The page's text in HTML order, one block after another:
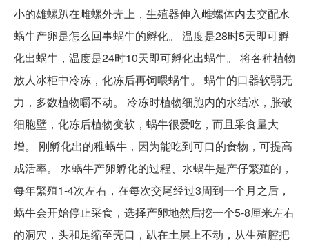
小的雄螺趴在雌螺外壳上，生殖器伸入雌螺体内去交配水
蜗牛产卵是怎么回事蜗牛的孵化。 温度是28时5天即可孵
化出蜗牛，温度是24时10天即可孵化出蜗牛。 将各种植物
放人冰柜中冷冻，化冻后再饲喂蜗牛。 蜗牛的口器软弱无
力，多数植物嚼不动。 冷冻时植物细胞内的水结冰，胀破
细胞壁，化冻后植物变软，蜗牛很爱吃，而且采食量大
增。 刚孵化出的稚蜗牛，因为能吃到可口的食物，可提高
成活率。 水蜗牛产卵孵化的过程、水蜗牛是产仔繁殖的，
每年繁殖1-4次左右，在每次交尾经过3周到一个月之后，
蜗牛会开始停止采食，选择产卵地然后挖一个5-8厘米左右
的洞穴，头和足缩至壳口，趴在土层上不动，从生殖腔把